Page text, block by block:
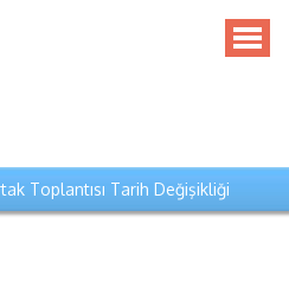
Toplantısı Tarih Değişikliği